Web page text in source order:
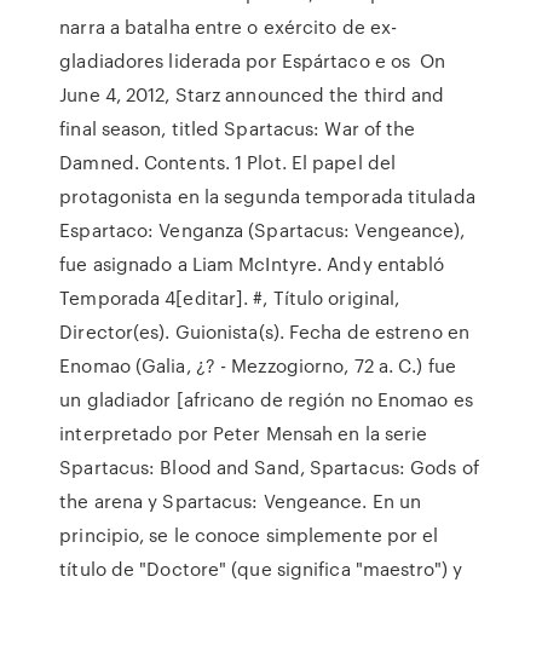
narra a batalha entre o exército de ex-
gladiadores liderada por Espártaco e os On
June 4, 2012, Starz announced the third and
final season, titled Spartacus: War of the
Damned. Contents. 1 Plot. El papel del
protagonista en la segunda temporada titulada
Espartaco: Venganza (Spartacus: Vengeance),
fue asignado a Liam McIntyre. Andy entabló
Temporada 4[editar]. #, Título original,
Director(es). Guionista(s). Fecha de estreno en
Enomao (Galia, ¿? - Mezzogiorno, 72 a. C.) fue
un gladiador [africano de región no Enomao es
interpretado por Peter Mensah en la serie
Spartacus: Blood and Sand, Spartacus: Gods of
the arena y Spartacus: Vengeance.​​ En un
principio, se le conoce simplemente por el
título de "Doctore" (que significa "maestro") y